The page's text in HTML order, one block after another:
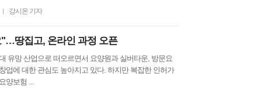
| 강시온 기자
땅집고, 온라인 과정 오픈
유망 산업으로 떠오르면서 요양원과 실버타운, 방문요
업에 대한 관심도 높아지고 있다. 하지만 복잡한 인허가
양보험 ...